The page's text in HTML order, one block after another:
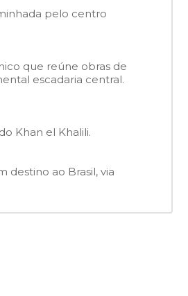
pelo centro
que reúne obras de
escadaria central.
Khan el Khalili.
destino ao Brasil, via